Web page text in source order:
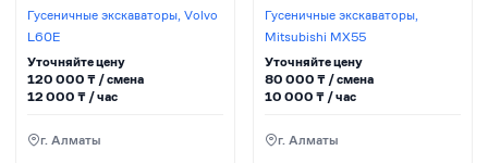
Гусеничные экскаваторы, Volvo
L60E
Уточняйте цену
120 000 ₸ / сменa
12 000 ₸ / час
г. Алматы
Гусеничные экскаваторы,
Mitsubishi MX55
Уточняйте цену
80 000₸ / сменa
10 000₸ / час
г. Алматы